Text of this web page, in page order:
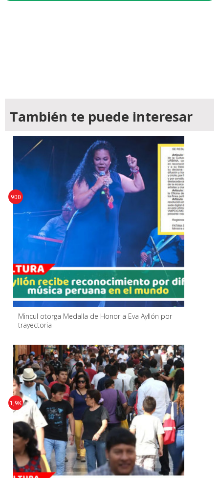
También te puede interesar
Mincul otorga Medalla de Honor a Eva Ayllón por
trayectoria
900
1,9K